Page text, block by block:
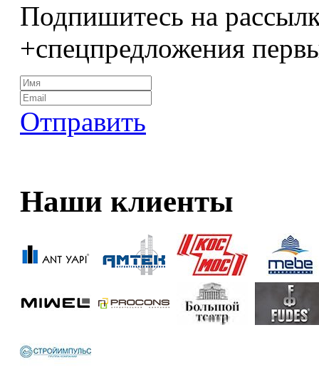
Подпишитесь на
+спецпредложения
Отправить
Наши клиенты